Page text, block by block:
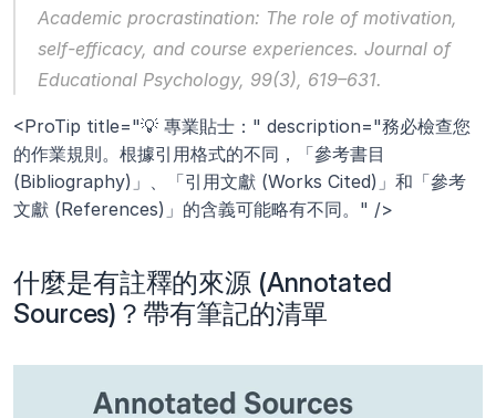
Academic procrastination: The role of motivation,
self-efficacy, and course experiences. Journal of
Educational Psychology, 99(3), 619–631.
<ProTip title="💡 專業貼士：" description="務必檢查您
的作業規則。根據引用格式的不同，「參考書目
(Bibliography)」、「引用文獻 (Works Cited)」和「參考
文獻 (References)」的含義可能略有不同。" />
什麼是有註釋的來源 (Annotated
Sources)？帶有筆記的清單